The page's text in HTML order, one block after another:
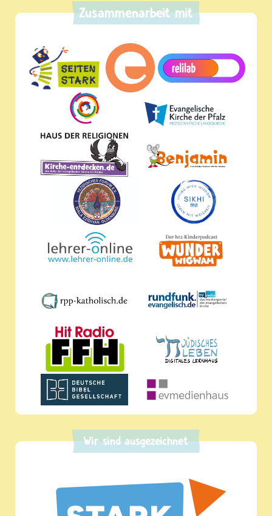
Zusammenarbeit mit
Wir sind ausgezeichnet